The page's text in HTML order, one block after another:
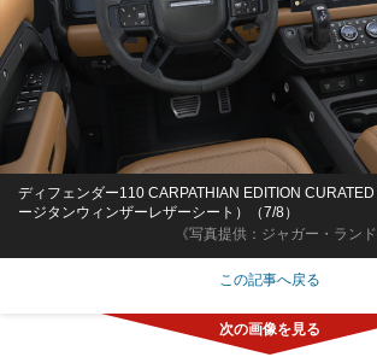
《写真提供：ジャガー・ラン
ディフェンダー110 CARPATHIAN EDITION
ージタンウィンザーレザーシート）（7/8）
この記事へ戻る